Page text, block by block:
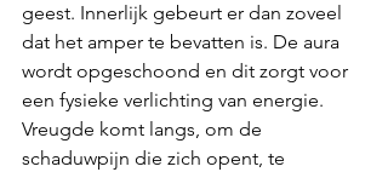
geest. Innerlijk gebeurt er dan zoveel
dat het amper te bevatten is. De aura
wordt opgeschoond en dit zorgt voor
een fysieke verlichting van energie.
Vreugde komt langs, om de
schaduwpijn die zich opent, te